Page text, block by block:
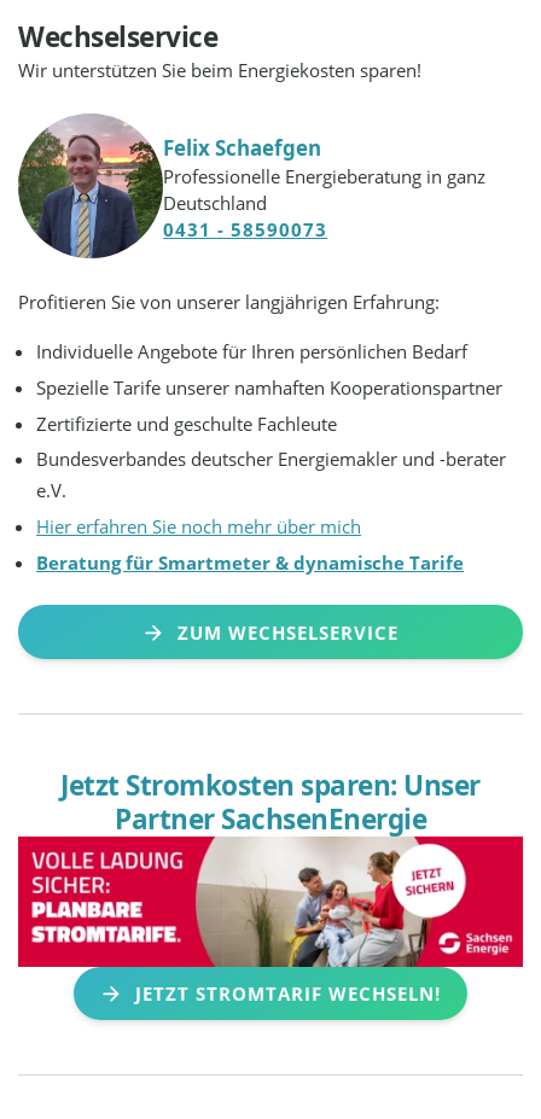
Wechselservice
Wir unterstützen Sie beim Energiekosten sparen!
Felix Schaefgen
Professionelle Energieberatung in ganz
Deutschland
0431 - 58590073
Profitieren Sie von unserer langjährigen Erfahrung:
Individuelle Angebote für Ihren persönlichen Bedarf
Spezielle Tarife unserer namhaften Kooperationspartner
Zertifizierte und geschulte Fachleute
Bundesverbandes deutscher Energiemakler und -berater
e.V.
Hier erfahren Sie noch mehr über mich
Beratung für Smartmeter & dynamische Tarife
ZUM WECHSELSERVICE
Jetzt Stromkosten sparen: Unser
Partner SachsenEnergie
JETZT STROMTARIF WECHSELN!